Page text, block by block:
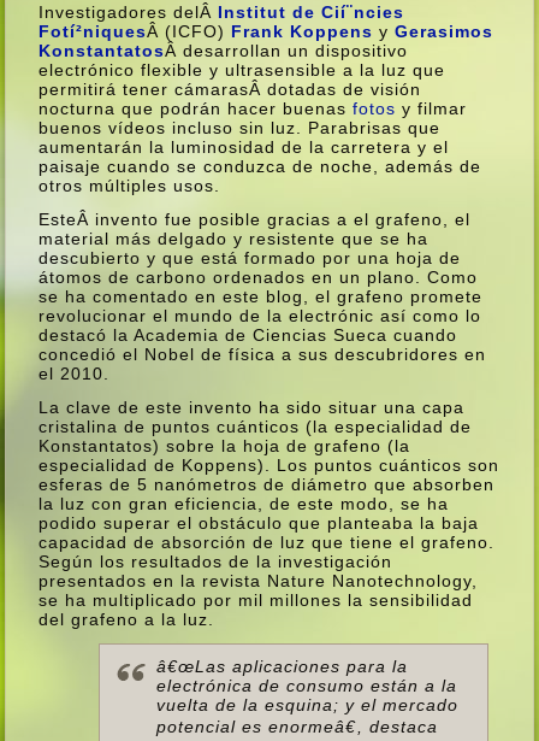
Investigadores delÂ Institut de Cií¨ncies
Fotí²niquesÂ (ICFO) Frank Koppens yGerasimos
KonstantatosÂ desarrollan un dispositivo
electrónico flexible y ultrasensible a la luz que
permitirá tener cámarasÂ dotadas de visión
nocturna que podrán hacer buenasfotos y filmar
buenos ví­deos incluso sin luz. Parabrisas que
aumentarán la luminosidad de la carretera y el
paisaje cuando se conduzca de noche, además de
otros múltiples usos.
EsteÂ invento fue posible gracias a el grafeno, el
material más delgado y resistente que se ha
descubierto y que está formado por una hoja de
átomos de carbono ordenados en un plano. Como
se ha comentado en este blog, el grafeno promete
revolucionar el mundo de la electrónic así­ como lo
destacó la Academia de Ciencias Sueca cuando
concedió el Nobel de fí­sica a sus descubridores en
el 2010.
La clave de este invento ha sido situar una capa
cristalina de puntos cuánticos (la especialidad de
Konstantatos) sobre la hoja de grafeno (la
especialidad de Koppens). Los puntos cuánticos son
esferas de 5 nanómetros de diámetro que absorben
la luz con gran eficiencia, de este modo, se ha
podido superar el obstáculo que planteaba la baja
capacidad de absorción de luz que tiene el grafeno.
Según los resultados de la investigación
presentados en la revista Nature Nanotechnology,
se ha multiplicado por mil millones la sensibilidad
del grafeno a la luz.
â€œLas aplicaciones para la
electrónica de consumo están a la
vuelta de la esquina; y el mercado
potencial es enormeâ€, destaca